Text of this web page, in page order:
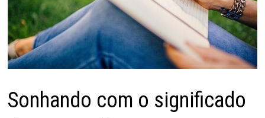
Sonhando com o significado